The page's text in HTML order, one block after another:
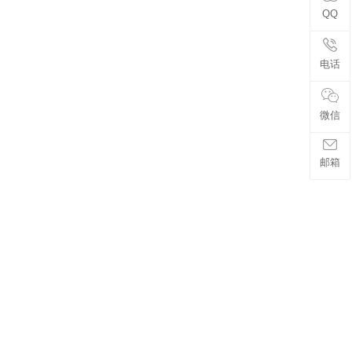
QQ
电话
微信
邮箱